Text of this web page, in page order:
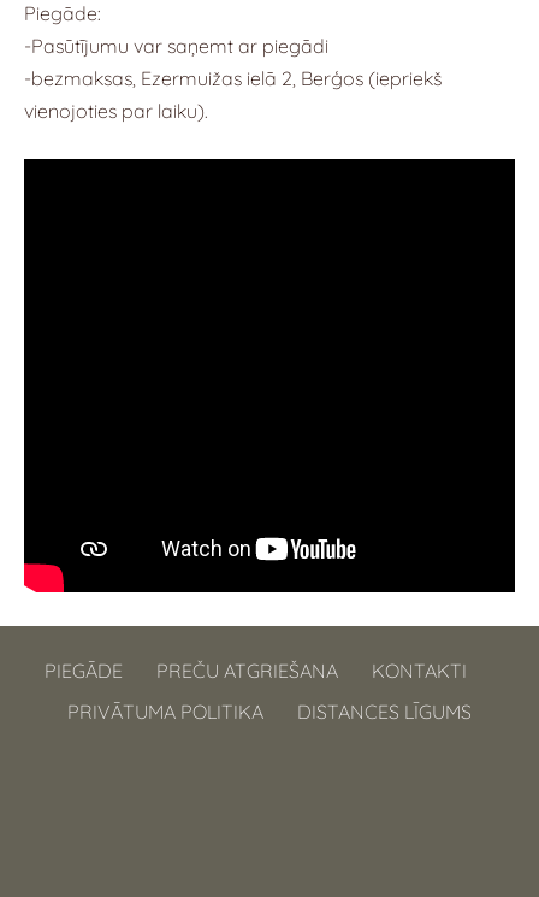
Piegāde:
-Pasūtījumu var saņemt ar piegādi
-bezmaksas, Ezermuižas ielā 2, Berģos (iepriekš
vienojoties par laiku).
PIEGĀDE PREČU ATGRIEŠANA
KONTAKTI
PRIVĀTUMA POLITIKA
DISTANCES LĪGUMS